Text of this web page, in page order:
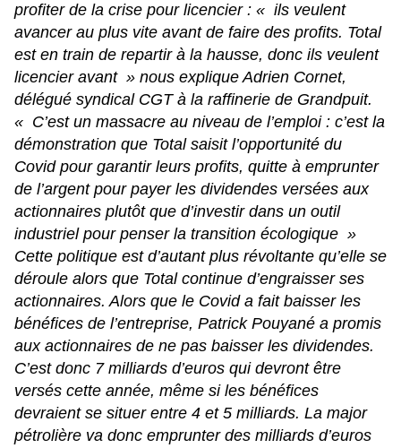
profiter de la crise pour licencier : « ils veulent
avancer au plus vite avant de faire des profits. Total
est en train de repartir à la hausse, donc ils veulent
licencier avant » nous explique Adrien Cornet,
délégué syndical CGT à la raffinerie de Grandpuit.
« C’est un massacre au niveau de l’emploi : c’est la
démonstration que Total saisit l’opportunité du
Covid pour garantir leurs profits, quitte à emprunter
de l’argent pour payer les dividendes versées aux
actionnaires plutôt que d’investir dans un outil
industriel pour penser la transition écologique »
Cette politique est d’autant plus révoltante qu’elle se
déroule alors que Total continue d’engraisser ses
actionnaires. Alors que le Covid a fait baisser les
bénéfices de l’entreprise, Patrick Pouyané a promis
aux actionnaires de ne pas baisser les dividendes.
C’est donc 7 milliards d’euros qui devront être
versés cette année, même si les bénéfices
devraient se situer entre 4 et 5 milliards. La major
pétrolière va donc emprunter des milliards d’euros